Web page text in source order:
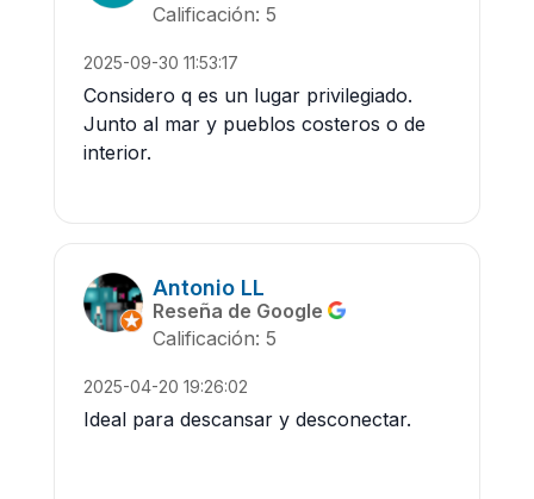
Calificación: 5
2025-09-30 11:53:17
Considero q es un lugar privilegiado.
Junto al mar y pueblos costeros o de
interior.
Antonio LL
Reseña de Google
Calificación: 5
2025-04-20 19:26:02
Ideal para descansar y desconectar.